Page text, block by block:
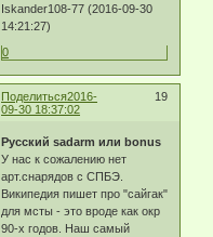
Iskander108-77 (2016-09-30
14:21:27)
0
Поделиться 19
2016-
09-30 18:37:02
Русский sadarm или bonus
У нас к сожалению нет
арт.снарядов с СПБЭ.
Википедия пишет про "сайгак"
для мсты - это вроде как окр
90-х годов. Наш самый